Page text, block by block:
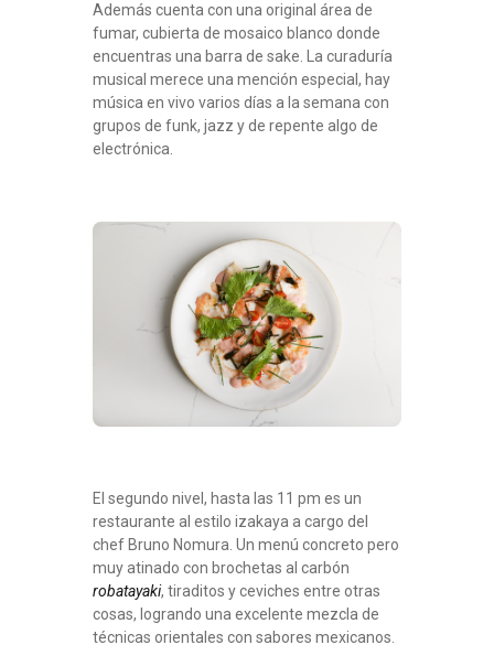
Además cuenta con una original área de
fumar, cubierta de mosaico blanco donde
encuentras una barra de sake. La curaduría
musical merece una mención especial, hay
música en vivo varios días a la semana con
grupos de funk, jazz y de repente algo de
electrónica.
El segundo nivel, hasta las 11 pm es un
restaurante al estilo izakaya a cargo del
chef Bruno Nomura. Un menú concreto pero
muy atinado con brochetas al carbón
robatayaki, tiraditos y ceviches entre otras
cosas, logrando una excelente mezcla de
técnicas orientales con sabores mexicanos.